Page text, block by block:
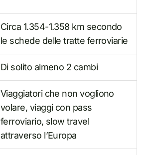
Circa 1.354-1.358 km secondo
le schede delle tratte ferroviarie
Di solito almeno 2 cambi
Viaggiatori che non vogliono
volare, viaggi con pass
ferroviario, slow travel
attraverso l’Europa